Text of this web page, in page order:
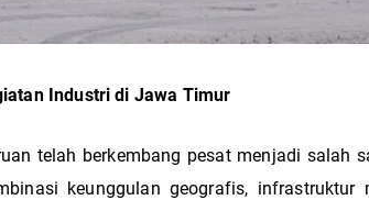
Industri di Jawa Timur
telah berkembang pesat menjadi salah
keunggulan geografis, infrastruktur